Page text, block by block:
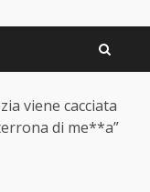
viene cacciata
di me**a”